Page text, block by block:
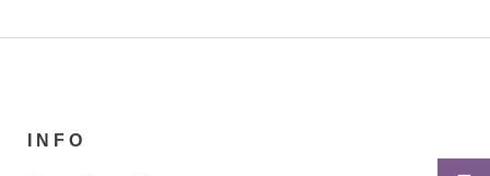
INFO